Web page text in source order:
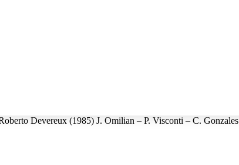
Devereux (1985) J. Omilian – P. Visconti – C. Gonzales